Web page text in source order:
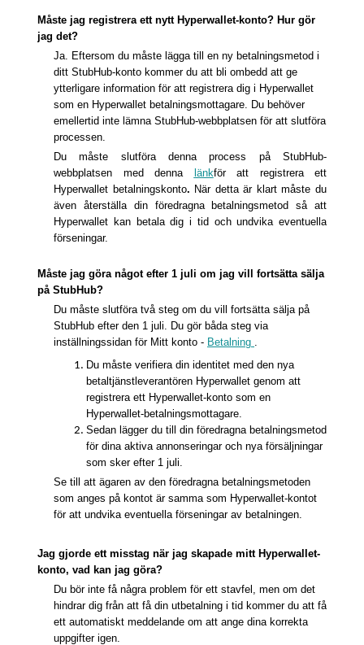
Måste jag registrera ett nytt Hyperwallet-konto? Hur gör
jag det?
Ja. Eftersom du måste lägga till en ny betalningsmetod i
ditt StubHub-konto kommer du att bli ombedd att ge
ytterligare information för att registrera dig i Hyperwallet
som en Hyperwallet betalningsmottagare. Du behöver
emellertid inte lämna StubHub-webbplatsen för att slutföra
processen.
Du måste slutföra denna process på StubHub-
webbplatsen med denna
länkför att registrera ett
Hyperwallet betalningskonto. När detta är klart måste du
även återställa din föredragna betalningsmetod så att
Hyperwallet kan betala dig i tid och undvika eventuella
förseningar.
Måste jag göra något efter 1 juli om jag vill fortsätta sälja
på StubHub?
Du måste slutföra två steg om du vill fortsätta sälja på
StubHub efter den 1 juli. Du gör båda steg via
inställningssidan för Mitt konto - Betalning .
Du måste verifiera din identitet med den nya
betaltjänstleverantören Hyperwallet genom att
registrera ett Hyperwallet-konto som en
Hyperwallet-betalningsmottagare.
Sedan lägger du till din föredragna betalningsmetod
för dina aktiva annonseringar och nya försäljningar
som sker efter 1 juli.
Se till att ägaren av den föredragna betalningsmetoden
som anges på kontot är samma som Hyperwallet-kontot
för att undvika eventuella förseningar av betalningen.
Jag gjorde ett misstag när jag skapade mitt Hyperwallet-
konto, vad kan jag göra?
Du bör inte få några problem för ett stavfel, men om det
hindrar dig från att få din utbetalning i tid kommer du att få
ett automatiskt meddelande om att ange dina korrekta
uppgifter igen.